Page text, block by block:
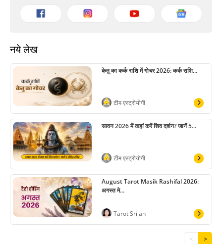
नये लेख
केतु का कर्क राशि में गोचर 2026: कर्क राशि...
टीम एस्ट्रोयोगी
सावन 2026 में कहां करें शिव दर्शन? जानें 5...
टीम एस्ट्रोयोगी
August Tarot Masik Rashifal 2026:
अगस्त मे...
Tarot Srijan
< >